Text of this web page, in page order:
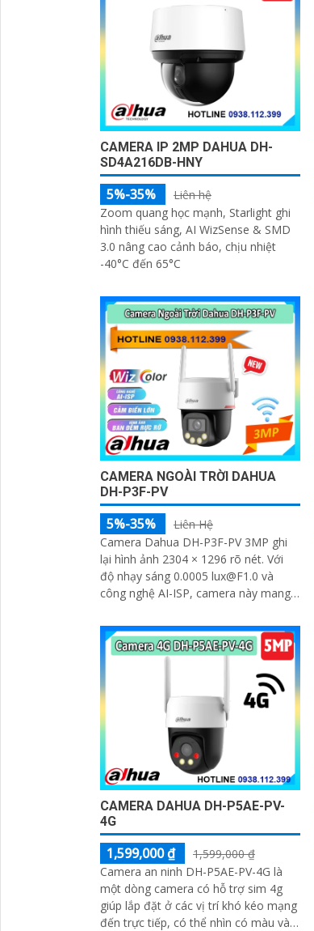
CAMERA IP 2MP DAHUA DH-
SD4A216DB-HNY
5%-35%
Liên hệ
Zoom quang học mạnh, Starlight ghi
hình thiếu sáng, AI WizSense & SMD
3.0 nâng cao cảnh báo, chịu nhiệt
-40°C đến 65°C
CAMERA NGOÀI TRỜI DAHUA
DH-P3F-PV
5%-35%
Liên Hệ
Camera Dahua DH-P3F-PV 3MP ghi
lại hình ảnh 2304 × 1296 rõ nét. Với
độ nhạy sáng 0.0005 lux@F1.0 và
công nghệ AI-ISP, camera này mang
CAMERA DAHUA DH-P5AE-PV-
4G
1,599,000 ₫
1,599,000 ₫
Camera an ninh DH-P5AE-PV-4G là
một dòng camera có hỗ trợ sim 4g
giúp lắp đặt ở các vị trí khó kéo mạng
đến trực tiếp, có thể nhìn có màu vào